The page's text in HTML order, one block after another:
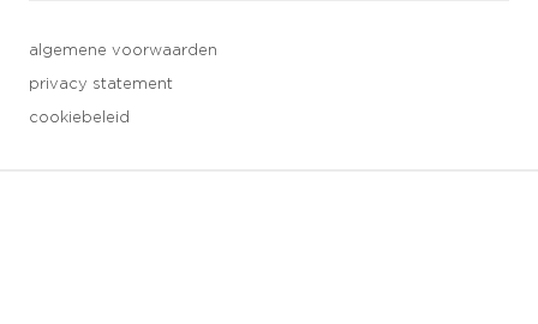
algemene voorwaarden
privacy statement
cookiebeleid